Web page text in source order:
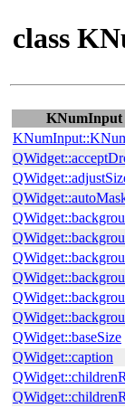
class
KNumInput
QWidget::baseSize
QWidget::caption